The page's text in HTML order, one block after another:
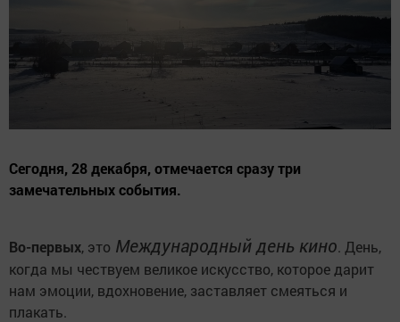
Сегодня, 28 декабря, отмечается сразу три
замечательных события.
Во-первых, это Международный день кино. День,
когда мы чествуем великое искусство, которое дарит
нам эмоции, вдохновение, заставляет смеяться и
плакать.